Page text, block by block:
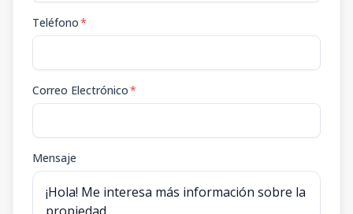
Teléfono*
Correo Electrónico*
Mensaje